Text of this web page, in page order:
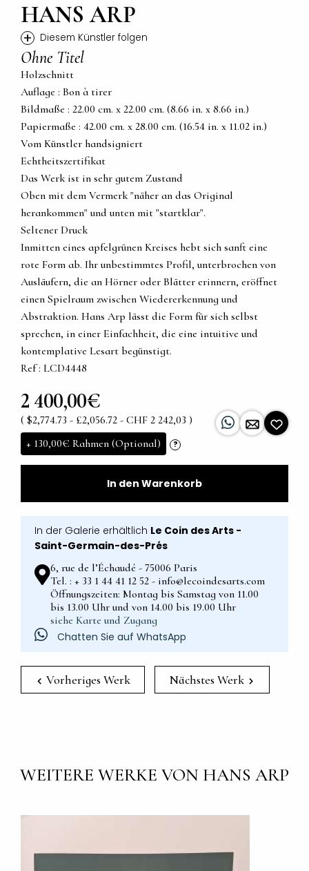
HANS ARP
+ Diesem Künstler folgen
Ohne Titel
Holzschnitt
Auflage : Bon à tirer
Bildmaße : 22.00 cm. x 22.00 cm. (8.66 in. x 8.66 in.)
Papiermaße : 42.00 cm. x 28.00 cm. (16.54 in. x 11.02 in.)
Vom Künstler handsigniert
Echtheitszertifikat
Das Werk ist in sehr gutem Zustand
Oben mit dem Vermerk "näher an das Original
herankommen" und unten mit "startklar".
Seltener Druck
Inmitten eines apfelgrünen Kreises hebt sich sanft eine
rote Form ab. Ihr unbestimmtes Profil, unterbrochen von
Ausläufern, die an Hörner oder Blätter erinnern, eröffnet
einen Spielraum zwischen Wiedererkennung und
Abstraktion. Hans Arp lässt die Form für sich selbst
sprechen, in einer Einfachheit, die eine intuitive und
kontemplative Lesart begünstigt.
Ref : LCD4448
2 400,00€
( $2,774.73 - £2,056.72 - CHF 2 242,03 )
+ 130,00€ Rahmen (Optional) ?
In den Warenkorb
In der Galerie erhältlich Le Coin des Arts -
Saint-Germain-des-Prés
6, rue de l’Échaudé - 75006 Paris
Tel. : + 33 1 44 41 12 52 - info@lecoindesarts.com
Öffnungszeiten: Montag bis Samstag von 11.00
bis 13.00 Uhr und von 14.00 bis 19.00 Uhr
siehe Karte und Zugang
Chatten Sie auf WhatsApp
Vorheriges Werk Nächstes Werk
WEITERE WERKE VON HANS ARP